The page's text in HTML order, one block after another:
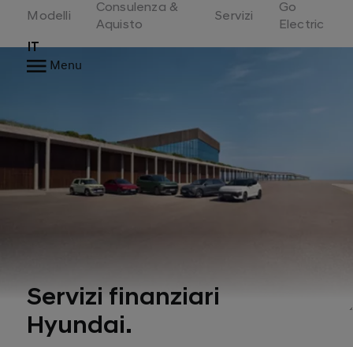
Switzerland
Modelli
Consulenza &
Aquisto
Servizi
Go
Electric
IT
Menu
Servizi finanziari
Hyundai.